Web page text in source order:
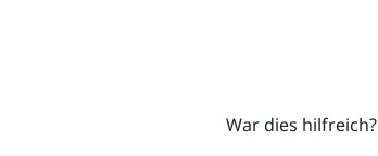
War dies hilfreich?